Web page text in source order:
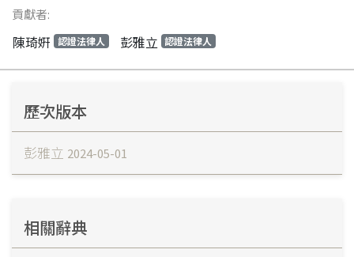
貢獻者:
陳琦姸 認證法律人 彭雅立 認證法律人
歷次版本
彭雅立 2024-05-01
相關辭典